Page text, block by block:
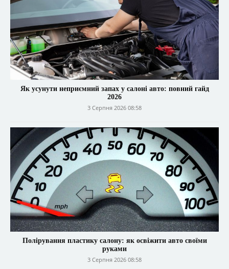
Як усунути неприємний запах у салоні авто: повний гайд
2026
3 Серпня 2026 08:58
Полірування пластику салону: як освіжити авто своїми
руками
3 Серпня 2026 08:58